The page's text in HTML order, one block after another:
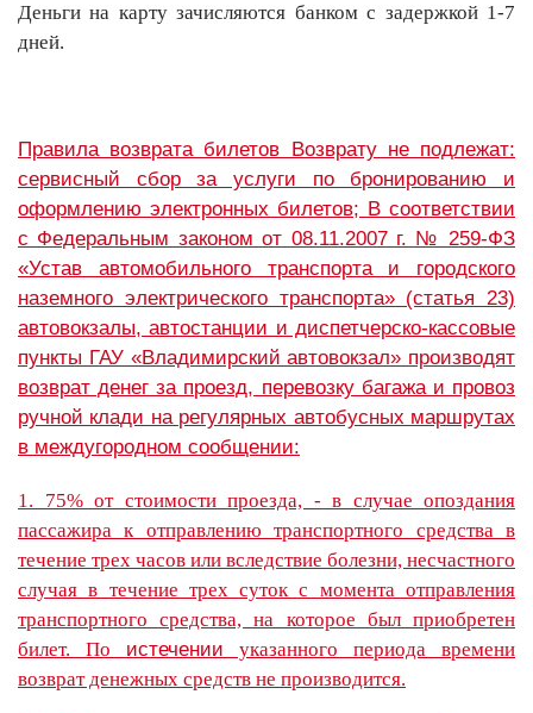
Деньги на карту зачисляются банком с задержкой 1-7
дней.
Правила возврата билетов Возврату не подлежат:
сервисный сбор за услуги по бронированию и
оформлению электронных билетов; В соответствии
с Федеральным законом от 08.11.2007 г. № 259-ФЗ
«Устав автомобильного транспорта и городского
наземного электрического транспорта» (статья 23)
автовокзалы, автостанции и диспетчерско-кассовые
пункты ГАУ «Владимирский автовокзал» производят
возврат денег за проезд, перевозку багажа и провоз
ручной клади на регулярных автобусных маршрутах
в междугородном сообщении:
1. 75% от стоимости проезда, - в случае опоздания
пассажира к отправлению транспортного средства в
течение трех часов или вследствие болезни, несчастного
случая в течение трех суток с момента отправления
транспортного средства, на которое был приобретен
билет. По истечении указанного периода времени
возврат денежных средств не производится.